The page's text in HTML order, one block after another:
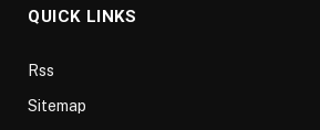
QUICK LINKS
Rss
Sitemap